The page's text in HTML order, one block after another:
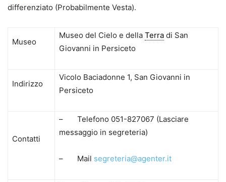
differenziato (Probabilmente Vesta).
Museo
Museo del Cielo e della Terra di San
Giovanni in Persiceto
Indirizzo
Vicolo Baciadonne 1, San Giovanni in
Persiceto
Contatti
– Telefono 051-827067 (Lasciare
messaggio in segreteria)
– Mail segreteria@agenter.it